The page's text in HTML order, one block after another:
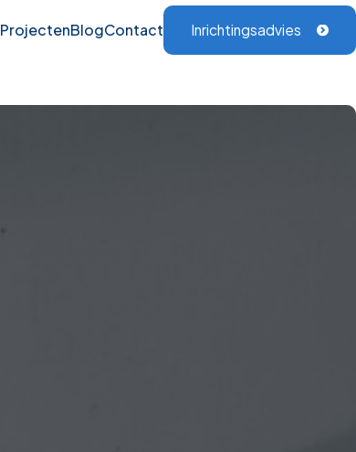
ProjectenBlogContact Inrichtingsadvies